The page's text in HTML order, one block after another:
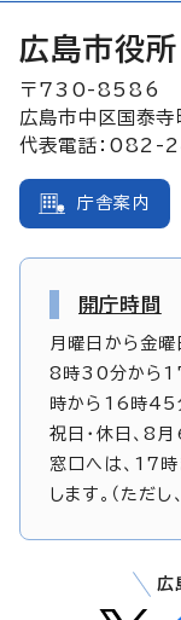
広島市役所
〒730-8586
広島市中区国泰
代表電話：
庁舎案内
開庁時間
月曜日から金曜
8時30分から17
時から16時45
祝日・休日、8
窓口へは、17
します。（ただ
広